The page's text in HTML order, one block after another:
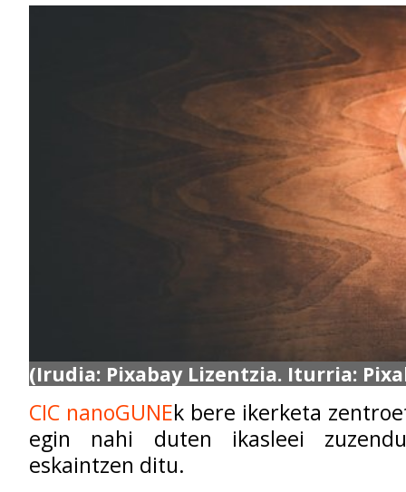
(Irudia: Pixabay Lizentzia. Iturria:
CIC nanoGUNEk bere ikerketa
egin nahi duten ikasleei
eskaintzen ditu.